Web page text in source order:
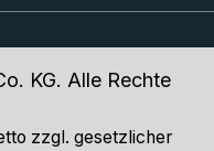
KG. Alle Rechte
zzgl. gesetzlicher